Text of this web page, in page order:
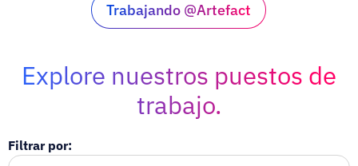
Trabajando @Artefact
Explore nuestros puestos de
trabajo.
Filtrar por: